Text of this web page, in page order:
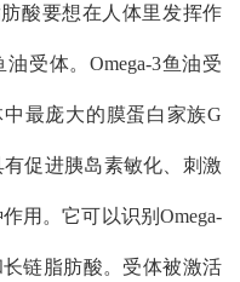
肪酸要想在人体里发挥作
油受体。 Omega-3鱼油受
最庞大的膜蛋白家族G
有促进胰岛素敏化、刺激
用。它可以识别Omega-
链脂肪酸。受体被激活